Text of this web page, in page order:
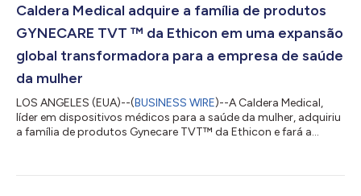
Caldera Medical adquire a família de produtos
GYNECARE TVT ™ da Ethicon em uma expansão
global transformadora para a empresa de saúde
da mulher
LOS ANGELES (EUA)--(BUSINESS WIRE)--A Caldera Medical,
líder em dispositivos médicos para a saúde da mulher, adquiriu
a família de produtos Gynecare TVT™ da Ethicon e fará a
Medical de fornecer as terapias de mais alto nível da categoria